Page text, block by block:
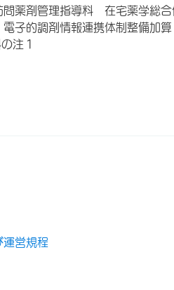
薬剤管理指導料 在宅薬学総
的調剤情報連携体制整備加
注１
運営規程